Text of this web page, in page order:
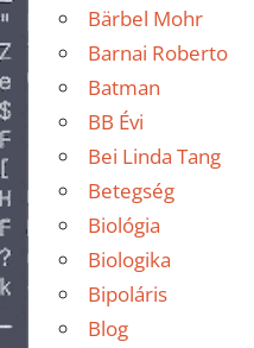
Bärbel Mohr
Barnai Roberto
Batman
BB Évi
Bei Linda Tang
Betegség
Biológia
Biologika
Bipoláris
Blog